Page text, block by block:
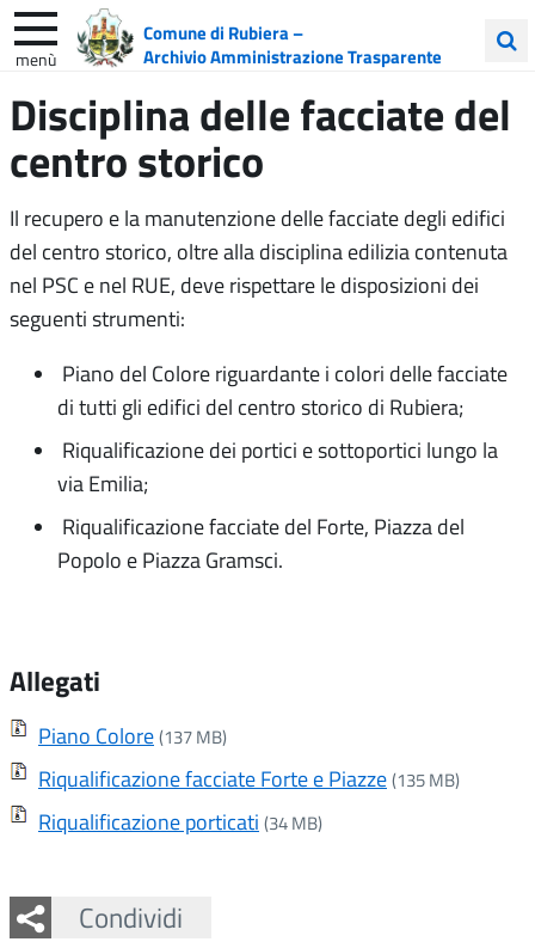
Comune di Rubiera –
Archivio Amministrazione Trasparente
menù
nel
sito
Disciplina delle facciate del
centro storico
Il recupero e la manutenzione delle facciate degli edifici
del centro storico, oltre alla disciplina edilizia contenuta
nel PSC e nel RUE, deve rispettare le disposizioni dei
seguenti strumenti:
Piano del Colore riguardante i colori delle facciate
di tutti gli edifici del centro storico di Rubiera;
Riqualificazione dei portici e sottoportici lungo la
via Emilia;
Riqualificazione facciate del Forte, Piazza del
Popolo e Piazza Gramsci.
Allegati
Piano Colore(137 MB)
Riqualificazione facciate Forte e Piazze(135 MB)
Riqualificazione porticati (34 MB)
Condividi
Facebook
Twitter
Whatsapp